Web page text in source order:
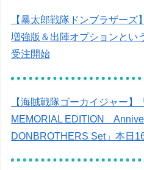
【暴太郎戦隊ドンブラザー
増強版＆出陣オプションとい
受注開始
【海賊戦隊ゴーカイジャー】
MEMORIAL EDITION
DONBROTHERS Set」本日